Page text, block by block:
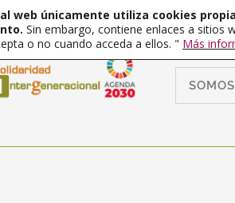
SOMOS
web únicamente utiliza cookies
Sin embargo, contiene enlaces a sitios
o no cuando acceda a ellos. " Más